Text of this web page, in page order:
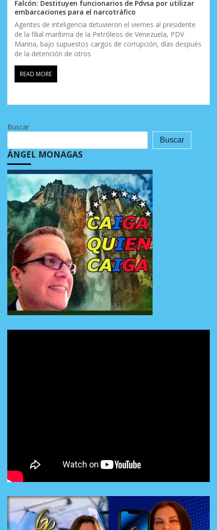
Falcón: Destituyen funcionarios de Pdvsa por utilizar
embarcaciones para el narcotráfico
Agentes de inteligencia detuvieron el viernes al presidente
de la filial marítima de la Petróleos de Venezuela, PDV
Marina, bajo supuestos cargos de corrupción, días después
de la detención de otros
READ MORE
Buscar
Buscar
ÁNGEL MONAGAS